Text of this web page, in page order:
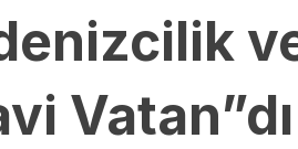
Vatan”dı